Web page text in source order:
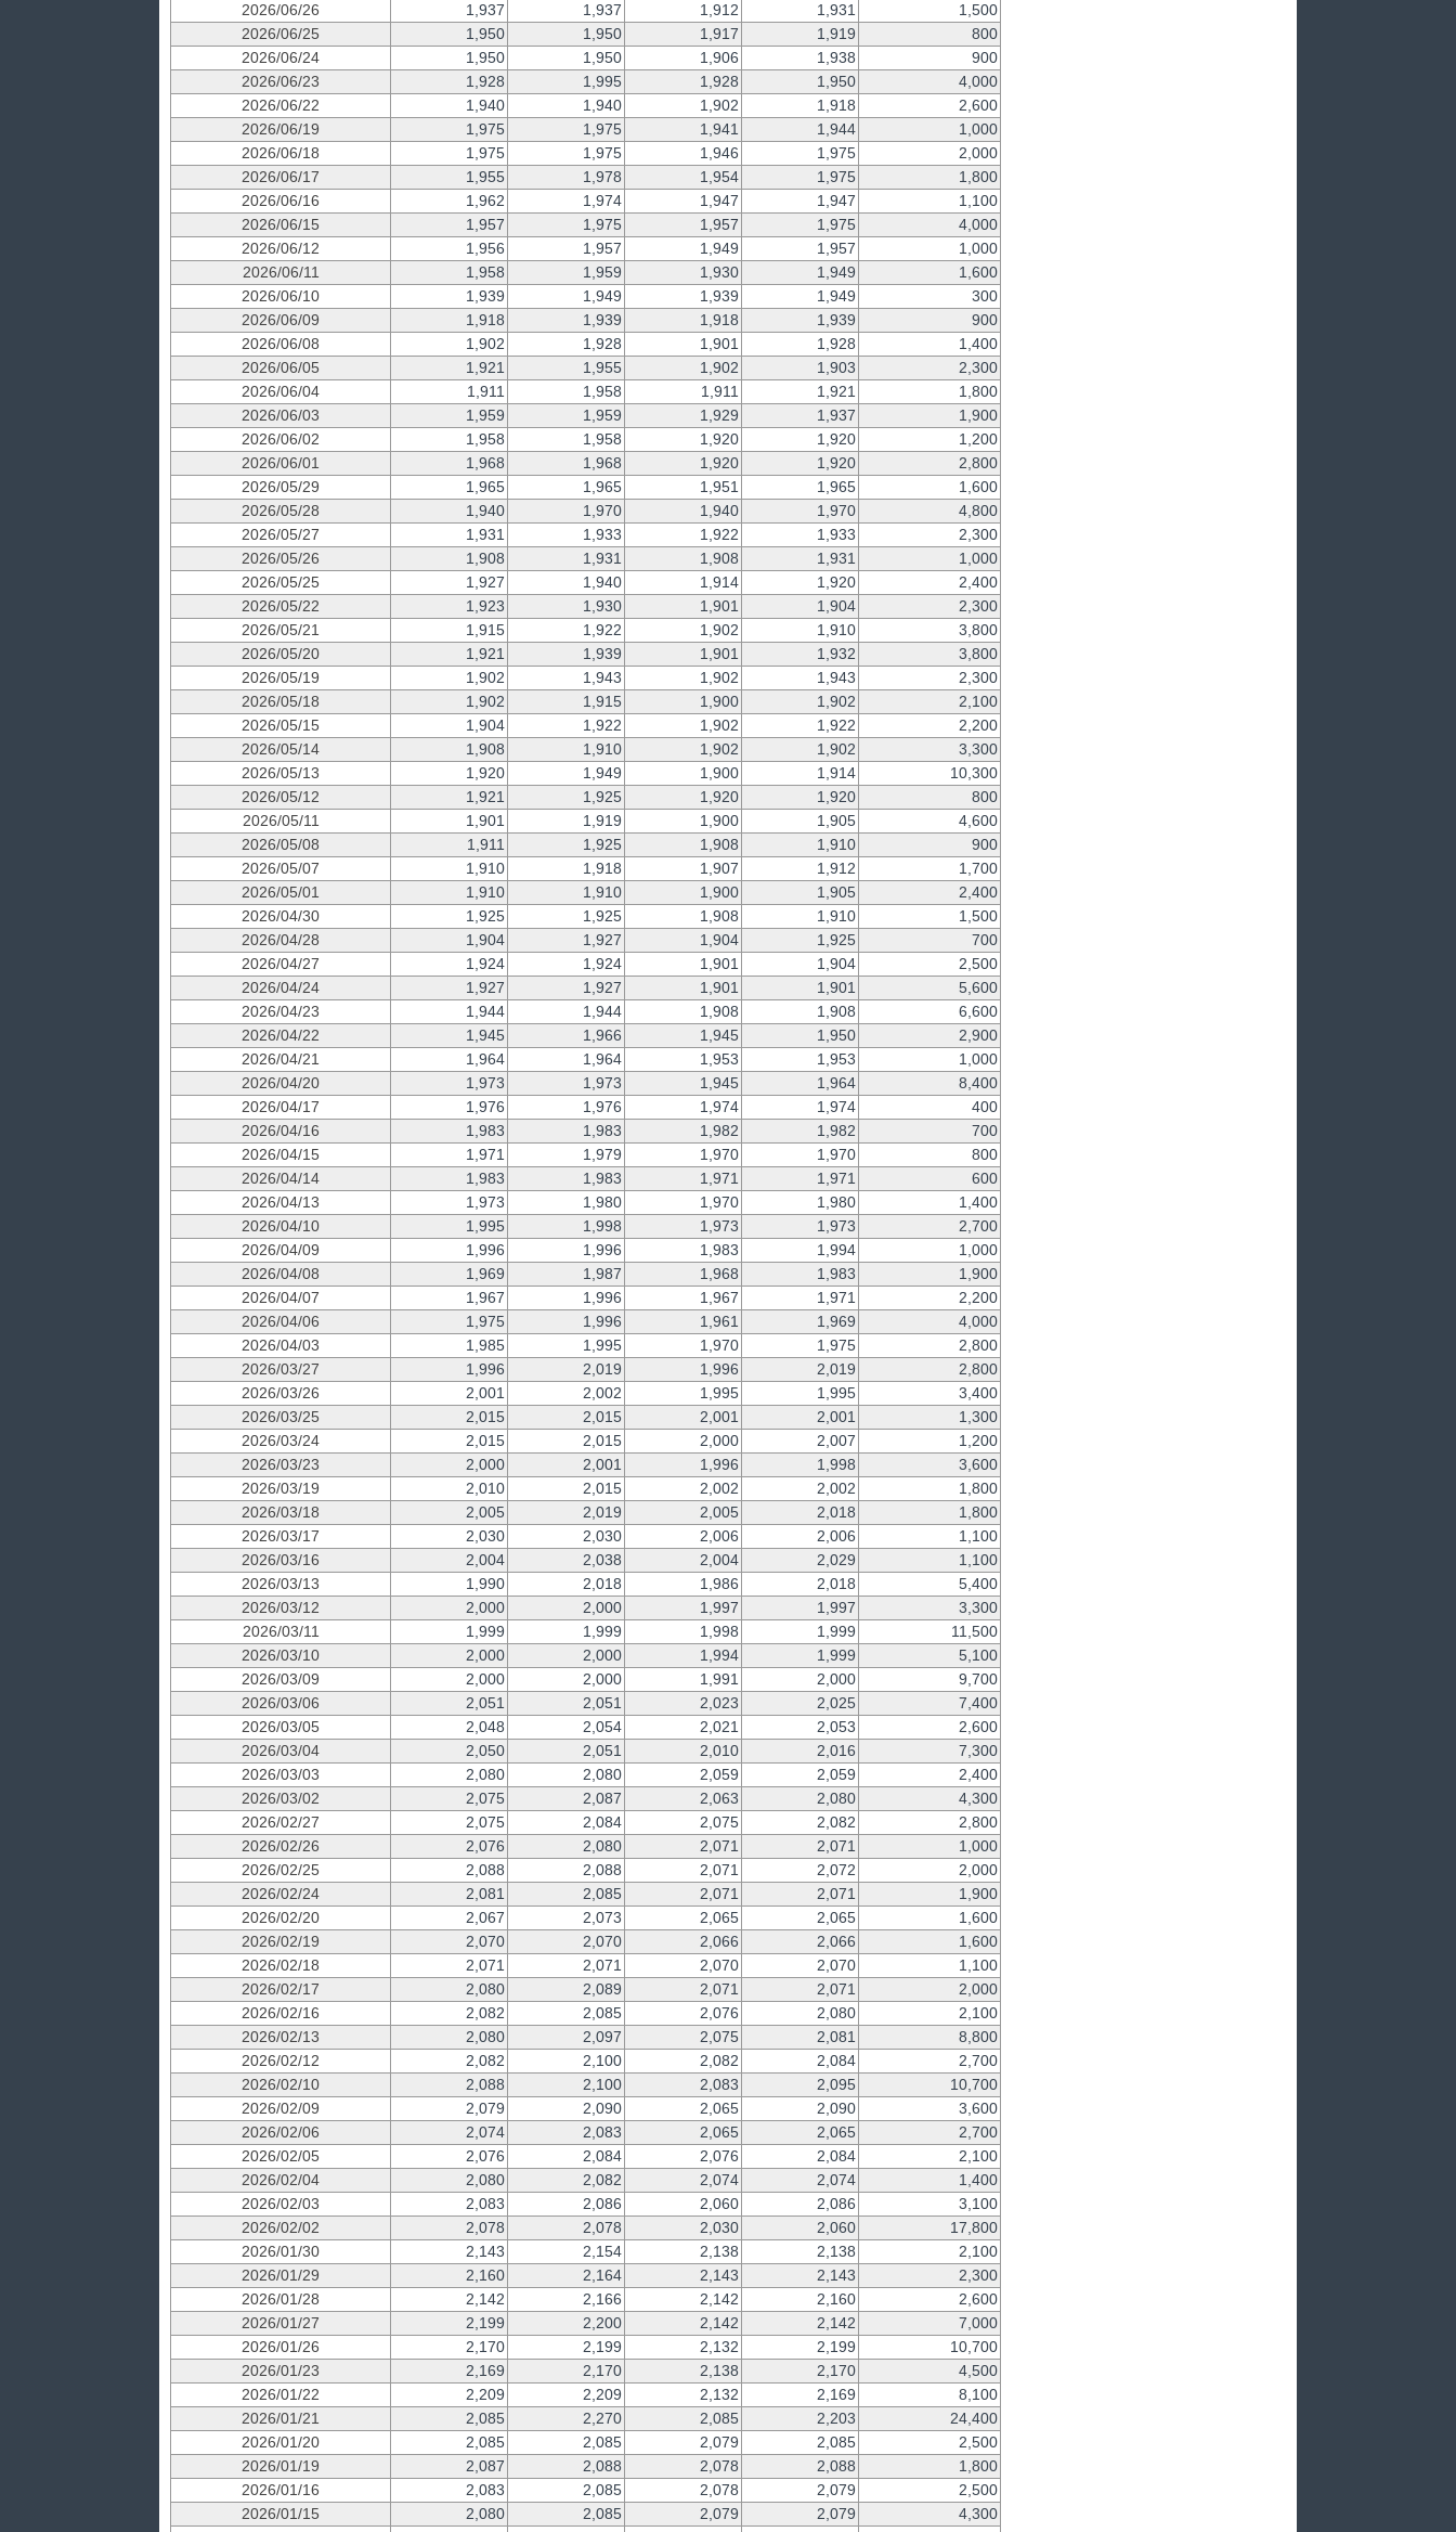
2026/06/26
1,937 1,937 1,912 1,931
1,500
2026/06/25
1,950 1,950 1,917 1,919
800
2026/06/24
1,950 1,950 1,906 1,938
900
2026/06/23
1,928 1,995 1,928 1,950
4,000
2026/06/22
1,940 1,940 1,902 1,918
2,600
2026/06/19
1,975 1,975 1,941 1,944
1,000
2026/06/18
1,975 1,975 1,946 1,975
2,000
2026/06/17
1,955 1,978 1,954 1,975
1,800
2026/06/16
1,962 1,974 1,947 1,947
1,100
2026/06/15
1,957 1,975 1,957 1,975
4,000
2026/06/12
1,956 1,957 1,949 1,957
1,000
2026/06/11
1,958 1,959 1,930 1,949
1,600
2026/06/10
1,939 1,949 1,939 1,949
300
2026/06/09
1,918 1,939 1,918 1,939
900
2026/06/08
1,902 1,928 1,901 1,928
1,400
2026/06/05
1,921 1,955 1,902 1,903
2,300
2026/06/04
1,911 1,958 1,911 1,921
1,800
2026/06/03
1,959 1,959 1,929 1,937
1,900
2026/06/02
1,958 1,958 1,920 1,920
1,200
2026/06/01
1,968 1,968 1,920 1,920
2,800
2026/05/29
1,965 1,965 1,951 1,965
1,600
2026/05/28
1,940 1,970 1,940 1,970
4,800
2026/05/27
1,931 1,933 1,922 1,933
2,300
2026/05/26
1,908 1,931 1,908 1,931
1,000
2026/05/25
1,927 1,940 1,914 1,920
2,400
2026/05/22
1,923 1,930 1,901 1,904
2,300
2026/05/21
1,915 1,922 1,902 1,910
3,800
2026/05/20
1,921 1,939 1,901 1,932
3,800
2026/05/19
1,902 1,943 1,902 1,943
2,300
2026/05/18
1,902 1,915 1,900 1,902
2,100
2026/05/15
1,904 1,922 1,902 1,922
2,200
2026/05/14
1,908 1,910 1,902 1,902
3,300
2026/05/13
1,920 1,949 1,900 1,914
10,300
2026/05/12
1,921 1,925 1,920 1,920
800
2026/05/11
1,901 1,919 1,900 1,905
4,600
2026/05/08
1,911 1,925 1,908 1,910
900
2026/05/07
1,910 1,918 1,907 1,912
1,700
2026/05/01
1,910 1,910 1,900 1,905
2,400
2026/04/30
1,925 1,925 1,908 1,910
1,500
2026/04/28
1,904 1,927 1,904 1,925
700
2026/04/27
1,924 1,924 1,901 1,904
2,500
2026/04/24
1,927 1,927 1,901 1,901
5,600
2026/04/23
1,944 1,944 1,908 1,908
6,600
2026/04/22
1,945 1,966 1,945 1,950
2,900
2026/04/21
1,964 1,964 1,953 1,953
1,000
2026/04/20
1,973 1,973 1,945 1,964
8,400
2026/04/17
1,976 1,976 1,974 1,974
400
2026/04/16
1,983 1,983 1,982 1,982
700
2026/04/15
1,971 1,979 1,970 1,970
800
2026/04/14
1,983 1,983 1,971 1,971
600
2026/04/13
1,973 1,980 1,970 1,980
1,400
2026/04/10
1,995 1,998 1,973 1,973
2,700
2026/04/09
1,996 1,996 1,983 1,994
1,000
2026/04/08
1,969 1,987 1,968 1,983
1,900
2026/04/07
1,967 1,996 1,967 1,971
2,200
2026/04/06
1,975 1,996 1,961 1,969
4,000
2026/04/03
1,985 1,995 1,970 1,975
2,800
2026/03/27
1,996 2,019 1,996 2,019
2,800
2026/03/26
2,001 2,002 1,995 1,995
3,400
2026/03/25
2,015 2,015 2,001 2,001
1,300
2026/03/24
2,015 2,015 2,000 2,007
1,200
2026/03/23
2,000 2,001 1,996 1,998
3,600
2026/03/19
2,010 2,015 2,002 2,002
1,800
2026/03/18
2,005 2,019 2,005 2,018
1,800
2026/03/17
2,030 2,030 2,006 2,006
1,100
2026/03/16
2,004 2,038 2,004 2,029
1,100
2026/03/13
1,990 2,018 1,986 2,018
5,400
2026/03/12
2,000 2,000 1,997 1,997
3,300
2026/03/11
1,999 1,999 1,998 1,999
11,500
2026/03/10
2,000 2,000 1,994 1,999
5,100
2026/03/09
2,000 2,000 1,991 2,000
9,700
2026/03/06
2,051 2,051 2,023 2,025
7,400
2026/03/05
2,048 2,054 2,021 2,053
2,600
2026/03/04
2,050 2,051 2,010 2,016
7,300
2026/03/03
2,080 2,080 2,059 2,059
2,400
2026/03/02
2,075 2,087 2,063 2,080
4,300
2026/02/27
2,075 2,084 2,075 2,082
2,800
2026/02/26
2,076 2,080 2,071 2,071
1,000
2026/02/25
2,088 2,088 2,071 2,072
2,000
2026/02/24
2,081 2,085 2,071 2,071
1,900
2026/02/20
2,067 2,073 2,065 2,065
1,600
2026/02/19
2,070 2,070 2,066 2,066
1,600
2026/02/18
2,071 2,071 2,070 2,070
1,100
2026/02/17
2,080 2,089 2,071 2,071
2,000
2026/02/16
2,082 2,085 2,076 2,080
2,100
2026/02/13
2,080 2,097 2,075 2,081
8,800
2026/02/12
2,082 2,100 2,082 2,084
2,700
2026/02/10
2,088 2,100 2,083 2,095
10,700
2026/02/09
2,079 2,090 2,065 2,090
3,600
2026/02/06
2,074 2,083 2,065 2,065
2,700
2026/02/05
2,076 2,084 2,076 2,084
2,100
2026/02/04
2,080 2,082 2,074 2,074
1,400
2026/02/03
2,083 2,086 2,060 2,086
3,100
2026/02/02
2,078 2,078 2,030 2,060
17,800
2026/01/30
2,143 2,154 2,138 2,138
2,100
2026/01/29
2,160 2,164 2,143 2,143
2,300
2026/01/28
2,142 2,166 2,142 2,160
2,600
2026/01/27
2,199 2,200 2,142 2,142
7,000
2026/01/26
2,170 2,199 2,132 2,199
10,700
2026/01/23
2,169 2,170 2,138 2,170
4,500
2026/01/22
2,209 2,209 2,132 2,169
8,100
2026/01/21
2,085 2,270 2,085 2,203
24,400
2026/01/20
2,085 2,085 2,079 2,085
2,500
2026/01/19
2,087 2,088 2,078 2,088
1,800
2026/01/16
2,083 2,085 2,078 2,079
2,500
2026/01/15
2,080 2,085 2,079 2,079
4,300